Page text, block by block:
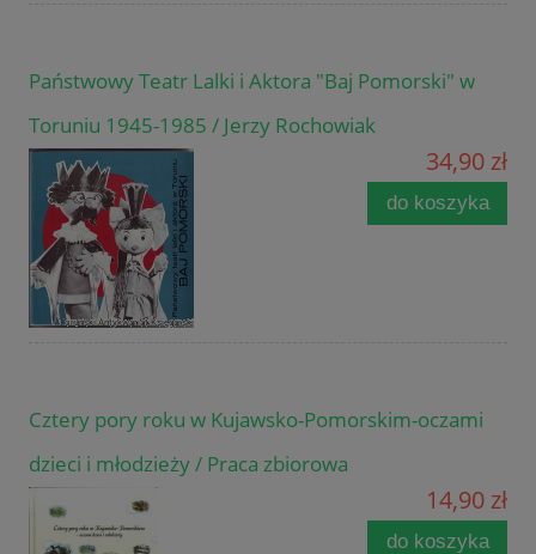
Państwowy Teatr Lalki i Aktora "Baj Pomorski" w
Toruniu 1945-1985 / Jerzy Rochowiak
34,90 zł
do koszyka
Cztery pory roku w Kujawsko-Pomorskim-oczami
dzieci i młodzieży / Praca zbiorowa
14,90 zł
do koszyka